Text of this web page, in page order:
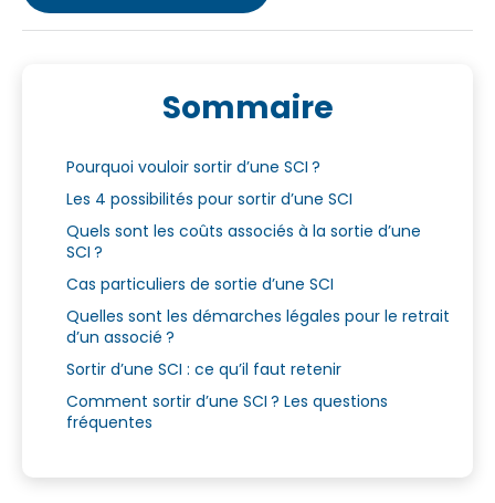
Sommaire
Pourquoi vouloir sortir d’une SCI ?
Les 4 possibilités pour sortir d’une SCI
Quels sont les coûts associés à la sortie d’une
SCI ?
Cas particuliers de sortie d’une SCI
Quelles sont les démarches légales pour le retrait
d’un associé ?
Sortir d’une SCI : ce qu’il faut retenir
Comment sortir d’une SCI ? Les questions
fréquentes